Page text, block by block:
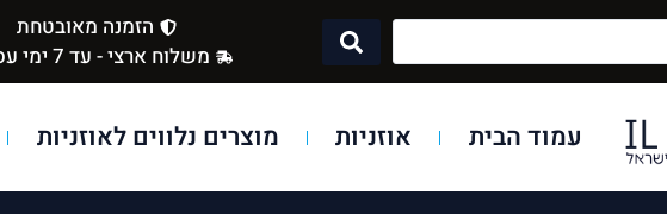
הזמנה מאובטחת
משלוח ארצי - עד 7 ימי עסקים
עמוד הבית אוזניות מוצרים נלווים לאוזניות